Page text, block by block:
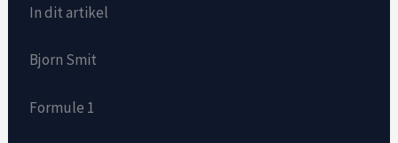
In dit artikel
Bjorn Smit
Formule 1